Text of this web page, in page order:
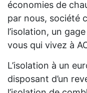
économies de
par nous, société
l’isolation, un
vous qui vivez à
L’isolation à un
disposant d’un